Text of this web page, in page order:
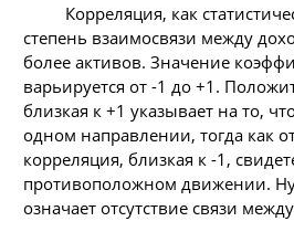
Корреляция, как
степень взаимосвязи между
более активов. Значение
варьируется от -1 до +1.
близкая к +1 указывает на то,
одном направлении, тогда как
корреляция, близкая к -1,
противоположном движении.
означает отсутствие связи